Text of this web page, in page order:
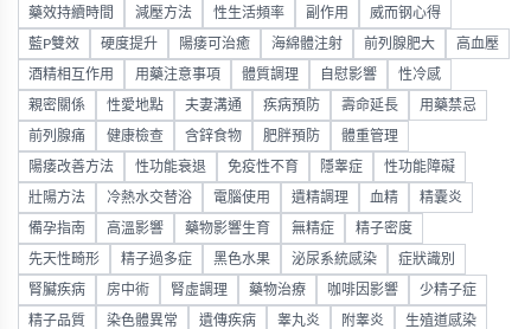
藥效持續時間 減壓方法 性生活頻率 副作用 威而钢心得
藍P雙效 硬度提升 陽痿可治癒 海綿體注射 前列腺肥大 高血壓
酒精相互作用 用藥注意事項 體質調理 自慰影響 性冷感
親密關係 性愛地點 夫妻溝通 疾病預防 壽命延長 用藥禁忌
前列腺痛 健康檢查 含鋅食物 肥胖預防 體重管理
陽痿改善方法 性功能衰退 免疫性不育 隱睾症 性功能障礙
壯陽方法 冷熱水交替浴 電腦使用 遺精調理 血精 精囊炎
備孕指南 高溫影響 藥物影響生育 無精症 精子密度
先天性畸形 精子過多症 黑色水果 泌尿系統感染 症狀識別
腎臟疾病 房中術 腎虛調理 藥物治療 咖啡因影響 少精子症
精子品質 染色體異常 遺傳疾病 睾丸炎 附睾炎 生殖道感染